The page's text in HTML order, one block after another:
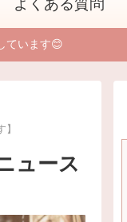
よくある質問
ています😊
】
ュース